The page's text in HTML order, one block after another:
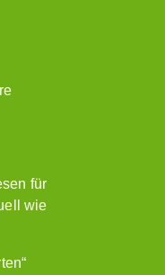
für
wie